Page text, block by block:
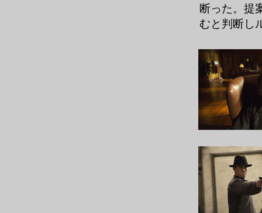
断った。提
むと判断し